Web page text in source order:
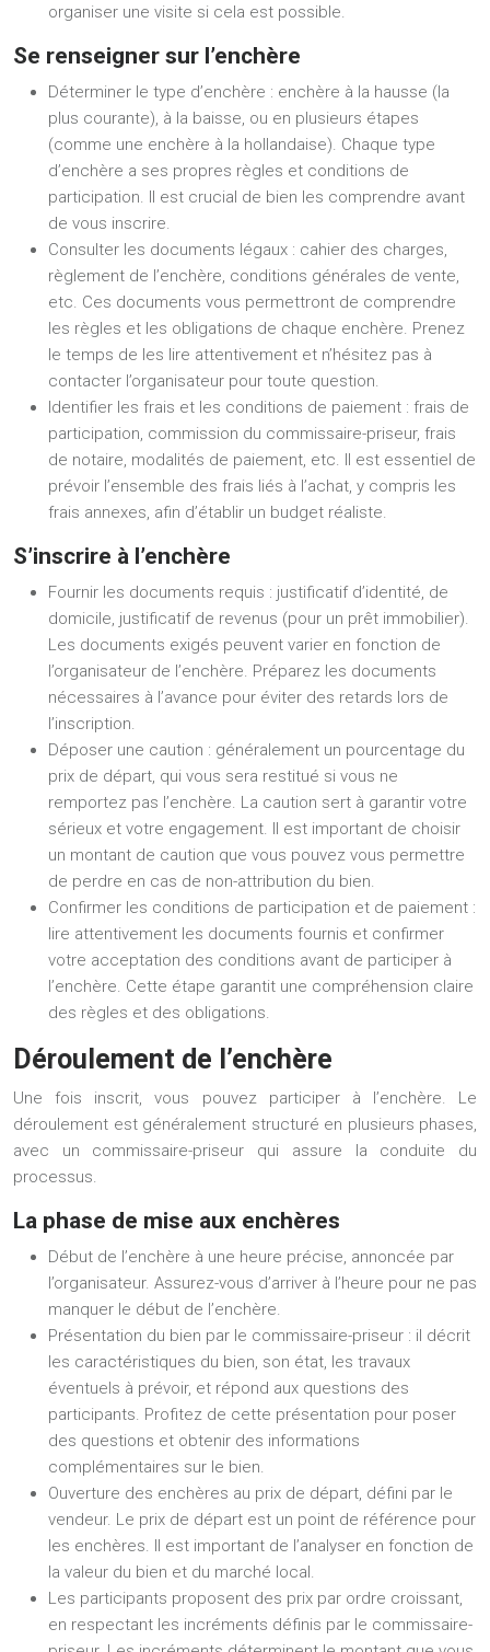
organiser une visite si cela est possible.
Se renseigner sur l’enchère
Déterminer le type d’enchère : enchère à la hausse (la
plus courante), à la baisse, ou en plusieurs étapes
(comme une enchère à la hollandaise). Chaque type
d’enchère a ses propres règles et conditions de
participation. Il est crucial de bien les comprendre avant
de vous inscrire.
Consulter les documents légaux : cahier des charges,
règlement de l’enchère, conditions générales de vente,
etc. Ces documents vous permettront de comprendre
les règles et les obligations de chaque enchère. Prenez
le temps de les lire attentivement et n’hésitez pas à
contacter l’organisateur pour toute question.
Identifier les frais et les conditions de paiement : frais de
participation, commission du commissaire-priseur, frais
de notaire, modalités de paiement, etc. Il est essentiel de
prévoir l’ensemble des frais liés à l’achat, y compris les
frais annexes, afin d’établir un budget réaliste.
S’inscrire à l’enchère
Fournir les documents requis : justificatif d’identité, de
domicile, justificatif de revenus (pour un prêt immobilier).
Les documents exigés peuvent varier en fonction de
l’organisateur de l’enchère. Préparez les documents
nécessaires à l’avance pour éviter des retards lors de
l’inscription.
Déposer une caution : généralement un pourcentage du
prix de départ, qui vous sera restitué si vous ne
remportez pas l’enchère. La caution sert à garantir votre
sérieux et votre engagement. Il est important de choisir
un montant de caution que vous pouvez vous permettre
de perdre en cas de non-attribution du bien.
Confirmer les conditions de participation et de paiement :
lire attentivement les documents fournis et confirmer
votre acceptation des conditions avant de participer à
l’enchère. Cette étape garantit une compréhension claire
des règles et des obligations.
Déroulement de l’enchère
Une fois inscrit, vous pouvez participer à l’enchère. Le
déroulement est généralement structuré en plusieurs phases,
avec un commissaire-priseur qui assure la conduite du
processus.
La phase de mise aux enchères
Début de l’enchère à une heure précise, annoncée par
l’organisateur. Assurez-vous d’arriver à l’heure pour ne pas
manquer le début de l’enchère.
Présentation du bien par le commissaire-priseur : il décrit
les caractéristiques du bien, son état, les travaux
éventuels à prévoir, et répond aux questions des
participants. Profitez de cette présentation pour poser
des questions et obtenir des informations
complémentaires sur le bien.
Ouverture des enchères au prix de départ, défini par le
vendeur. Le prix de départ est un point de référence pour
les enchères. Il est important de l’analyser en fonction de
la valeur du bien et du marché local.
Les participants proposent des prix par ordre croissant,
en respectant les incréments définis par le commissaire-